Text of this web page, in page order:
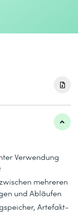
Verwendung
mehreren
und Abläufen
Artefakt-